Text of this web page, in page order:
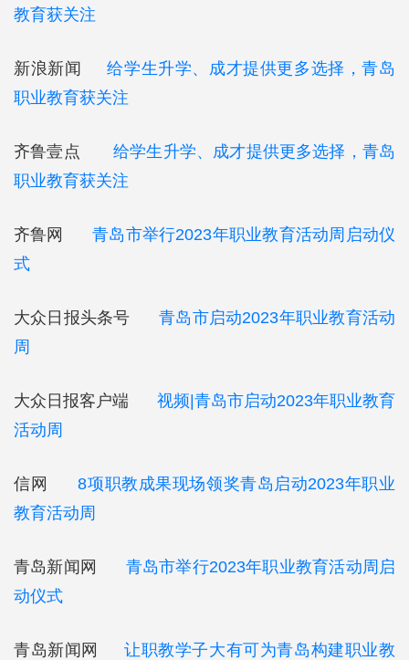
教育获关注
新浪新闻
给学生升学、成才提供更多选择，青岛
职业教育获关注
齐鲁壹点
给学生升学、成才提供更多选择，青岛
职业教育获关注
齐鲁网青岛市举行2023年职业教育活动周启动仪
式
大众日报头条号青岛市启动2023年职业教育活动
周
大众日报客户端 视频|青岛市启动2023年职业教育
活动周
信网8项职教成果现场领奖青岛启动2023年职业
教育活动周
青岛新闻网 青岛市举行2023年职业教育活动周启
动仪式
青岛新闻网 让职教学子大有可为青岛构建职业教